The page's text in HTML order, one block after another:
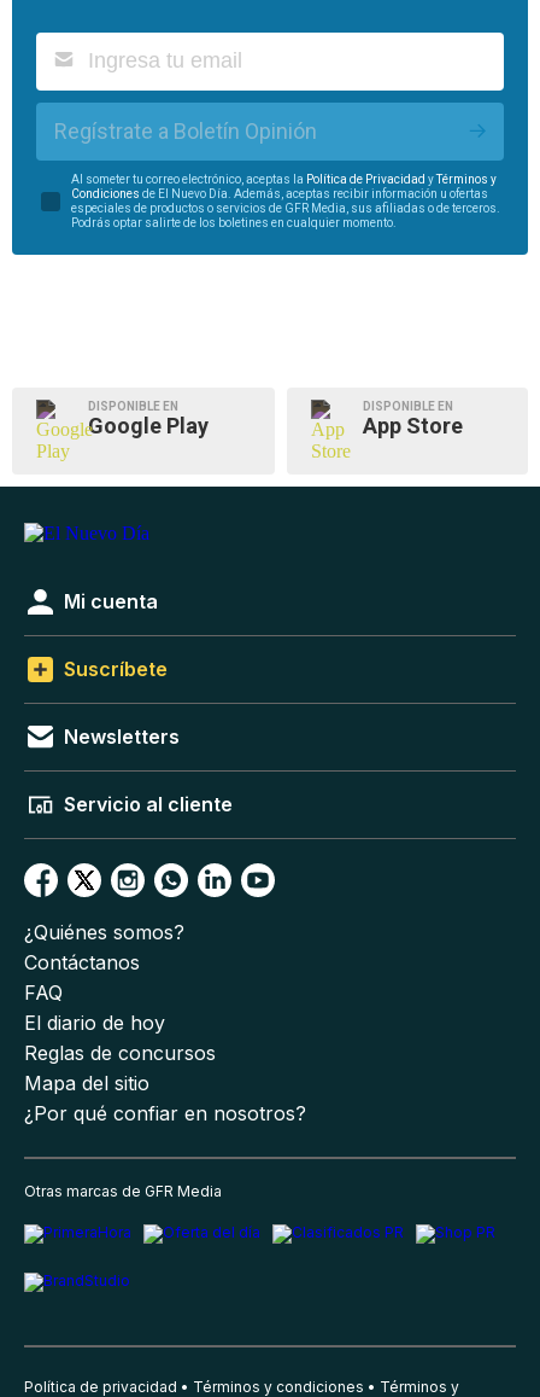
Regístrate a Boletín Opinión
Al someter tu correo electrónico, aceptas la Política de Privacidad yTérminos y
Condiciones de El Nuevo Día. Además, aceptas recibir información u ofertas
especiales de productos o servicios de GFR Media, sus afiliadas o de terceros.
Podrás optar salirte de los boletines en cualquier momento.
DISPONIBLE EN
Google Play
DISPONIBLE EN
App Store
Mi cuenta
Suscríbete
Newsletters
Servicio al cliente
¿Quiénes somos?
Contáctanos
FAQ
El diario de hoy
Reglas de concursos
Mapa del sitio
¿Por qué confiar en nosotros?
Otras marcas de GFR Media
Política de privacidad Términos y condiciones Términos y